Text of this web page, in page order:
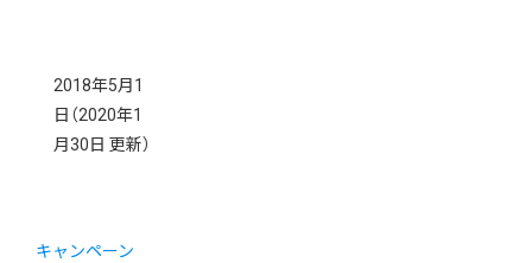
2018年5月1
日 （2020年1
月30日 更新）
キャンペーン